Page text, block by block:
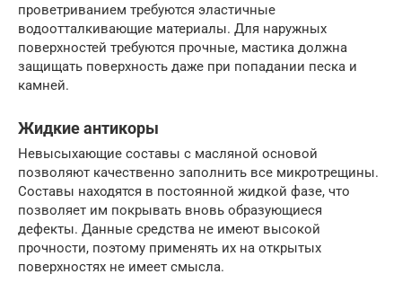
проветриванием требуются эластичные
водоотталкивающие материалы. Для наружных
поверхностей требуются прочные, мастика должна
защищать поверхность даже при попадании песка и
камней.
Жидкие антикоры
Невысыхающие составы с масляной основой
позволяют качественно заполнить все микротрещины.
Составы находятся в постоянной жидкой фазе, что
позволяет им покрывать вновь образующиеся
дефекты. Данные средства не имеют высокой
прочности, поэтому применять их на открытых
поверхностях не имеет смысла.